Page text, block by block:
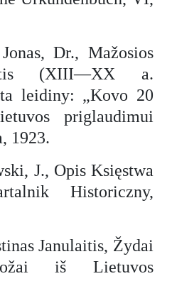
Dr., Mažosios
(XIII—XX a.
leidiny: „Kovo 20
priglaudimui
1923.
J., Opis Księstwa
Historiczny,
Janulaitis, Žydai
iš Lietuvos